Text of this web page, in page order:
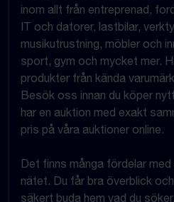
inom allt från entreprenad,
IT och datorer, lastbilar,
musikutrustning, möbler och
sport, gym och mycket mer.
produkter från kända
Besök oss innan du köper
har en auktion med exakt
pris på våra auktioner online.
Det finns många fördelar
nätet. Du får bra överblick
säkert buda hem vad du